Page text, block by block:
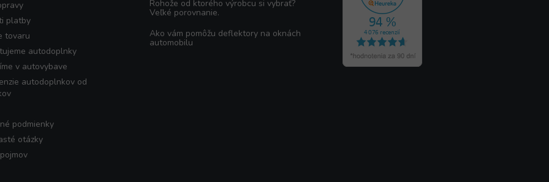
platby
tovaru
autodoplnky
v autovybave
autodoplnkov od
podmienky
otázky
Rohože od ktorého výrobcu si vybrať?
Veľké porovnanie.
Ako vám pomôžu deflektory na oknách
automobilu